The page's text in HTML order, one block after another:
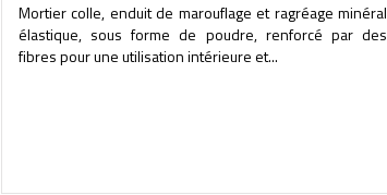
Mortier colle, enduit de marouflage et ragréage minéral
élastique, sous forme de poudre, renforcé par des
fibres pour une utilisation intérieure et...